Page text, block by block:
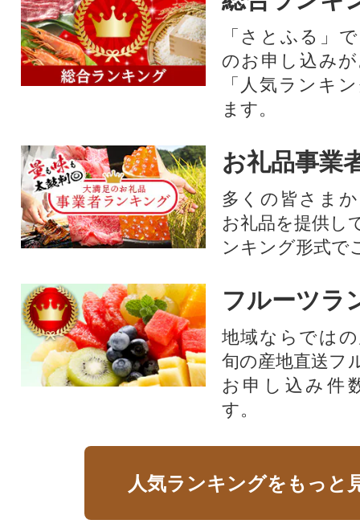
「さとふる」
のお申し込み
「人気ランキ
ます。
お礼品事業
多くの皆さま
お礼品を提供し
ンキング形式で
フルーツラ
地域ならでは
旬の産地直送フ
お申し込み件
す。
人気ランキングをもっと